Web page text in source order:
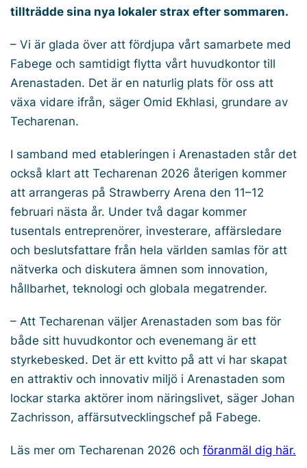
tillträdde sina nya lokaler strax efter sommaren.
– Vi är glada över att fördjupa vårt samarbete med
Fabege och samtidigt flytta vårt huvudkontor till
Arenastaden. Det är en naturlig plats för oss att
växa vidare ifrån, säger Omid Ekhlasi, grundare av
Techarenan.
I samband med etableringen i Arenastaden står det
också klart att Techarenan 2026 återigen kommer
att arrangeras på Strawberry Arena den 11–12
februari nästa år. Under två dagar kommer
tusentals entreprenörer, investerare, affärsledare
och beslutsfattare från hela världen samlas för att
nätverka och diskutera ämnen som innovation,
hållbarhet, teknologi och globala megatrender.
– Att Techarenan väljer Arenastaden som bas för
både sitt huvudkontor och evenemang är ett
styrkebesked. Det är ett kvitto på att vi har skapat
en attraktiv och innovativ miljö i Arenastaden som
lockar starka aktörer inom näringslivet, säger Johan
Zachrisson, affärsutvecklingschef på Fabege.
Läs mer om Techarenan 2026 och föranmäl dig här.